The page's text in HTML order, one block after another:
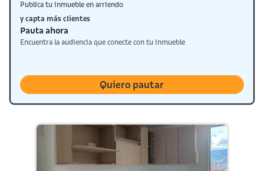
Publica tu inmueble en arriendo
y capta más clientes
Pauta ahora
Encuentra la audiencia que conecte con tu inmueble
Quiero pautar